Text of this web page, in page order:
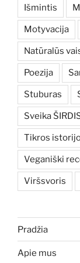
Išmintis
Motyvacija
Natūralūs
Poezija
Stuburas
Sveika
Tikros
Veganiški
Viršsvoris
Pradžia
Apie mus